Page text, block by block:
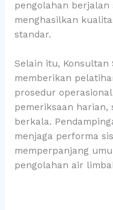
pengolahan berjalan
menghasilkan
standar.
Selain itu, Konsultan
memberikan
prosedur
pemeriksaan harian,
berkala.
menjaga performa
memperpanjang
pengolahan air